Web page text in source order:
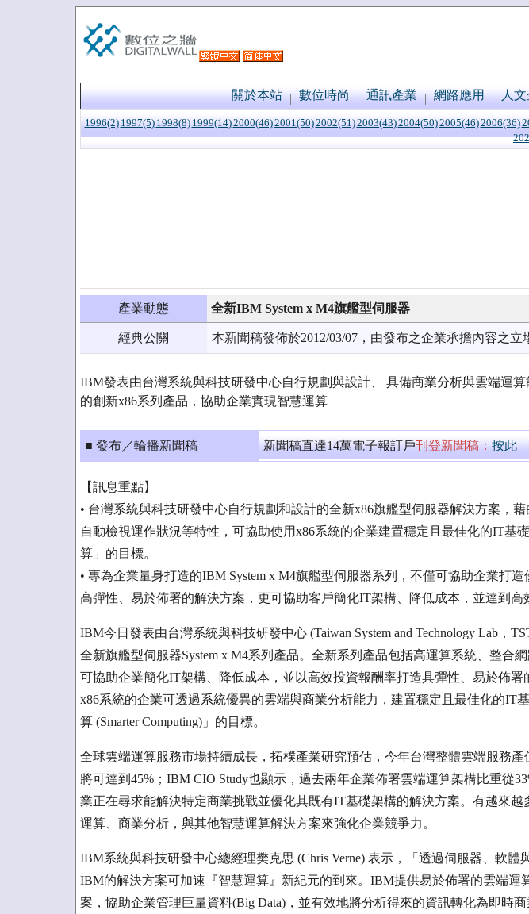
關於本站 數位時尚 通訊產業 網路應用 人文
1996(2) 1997(5) 1998(8) 1999(14)2000(46)2001(50)2002(51)2003(43)2004(50)2005(46)2006(36)
產業動態 全新IBM System x M4旗艦型伺服器
經典公關 本新聞稿發佈於2012/03/07，由發布之企業承擔內容之立
IBM發表由台灣系統與科技研發中心自行規劃與設計、 具備商業分析與雲端運算
的創新x86系列產品，協助企業實現智慧運算
■ 發布／輪播新聞稿 新聞稿直達14萬電子報訂戶刊登新聞稿：按此
【訊息重點】
• 台灣系統與科技研發中心自行規劃和設計的全新x86旗艦型伺服器解決方案，
自動檢視運作狀況等特性，可協助使用x86系統的企業建置穩定且最佳化的IT基
算」的目標。
• 專為企業量身打造的IBM System x M4旗艦型伺服器系列，不僅可協助企業打
高彈性、易於佈署的解決方案，更可協助客戶簡化IT架構、降低成本，並達到高
IBM今日發表由台灣系統與科技研發中心 (Taiwan System and Technology Lab，
全新旗艦型伺服器System x M4系列產品。全新系列產品包括高運算系統、整合
可協助企業簡化IT架構、降低成本，並以高效投資報酬率打造具彈性、易於佈署
x86系統的企業可透過系統優異的雲端與商業分析能力，建置穩定且最佳化的IT
算 (Smarter Computing)」的目標。
全球雲端運算服務市場持續成長，拓樸產業研究預估，今年台灣整體雲端服務產
將可達到45%；IBM CIO Study也顯示，過去兩年企業佈署雲端運算架構比重從
業正在尋求能解決特定商業挑戰並優化其既有IT基礎架構的解決方案。有越來越
運算、商業分析，與其他智慧運算解決方案來強化企業競爭力。
IBM系統與科技研發中心總經理樊克思 (Chris Verne) 表示，「透過伺服器、軟體
IBM的解決方案可加速『智慧運算』新紀元的到來。IBM提供易於佈署的雲端運
案，協助企業管理巨量資料(Big Data)，並有效地將分析得來的資訊轉化為即時商